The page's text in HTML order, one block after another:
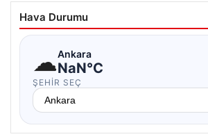
Hava Durumu
☁Ankara
NaN°C
ŞEHIR SEÇ